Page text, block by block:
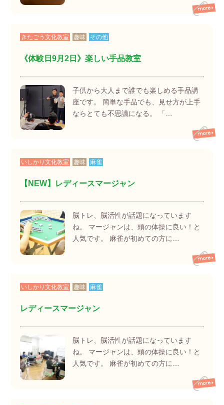
きたごう文化教室 趣味 その他
《体験日9月2日》楽しい手品教室
子供から大人まで誰でも楽しめる手品講
座です。 簡単な手品でも、見せ方が上手
ならとても不思議になる。 「…
いしかり文化教室 趣味 麻雀
【NEW】レディースマージャン
脳トレ、脳活性が話題になっています
ね。 マージャンは、頭の体操に良い！と
人気です。 麻雀が初めての方に…
いしかり文化教室 趣味 麻雀
レディースマージャン
脳トレ、脳活性が話題になっています
ね。 マージャンは、頭の体操に良い！と
人気です。 麻雀が初めての方に…